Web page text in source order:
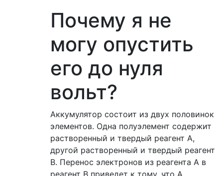
Почему я не
могу опустить
его до нуля
вольт?
Аккумулятор состоит из двух половинок
элементов. Одна полуэлемент содержит
растворенный и твердый реагент A,
другой растворенный и твердый реагент
B. Перенос электронов из реагента A в
реагент B приведет к тому, что A